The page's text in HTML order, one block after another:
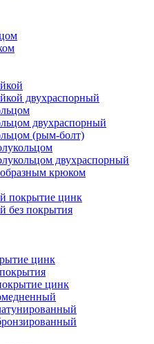
двухраспорный
двухраспорный
(рым-болт)
двухраспорный
крюком
покрытие цинк
без покрытия
цинк
цинк